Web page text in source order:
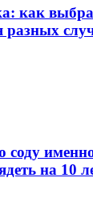
как
соду
на 10